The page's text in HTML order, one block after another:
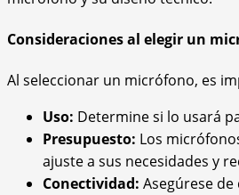
Consideraciones al elegir un
Al seleccionar un micrófono, es
Uso: Determine si lo usará
Presupuesto: Los
ajuste a sus necesidades y
Conectividad: Asegúrese